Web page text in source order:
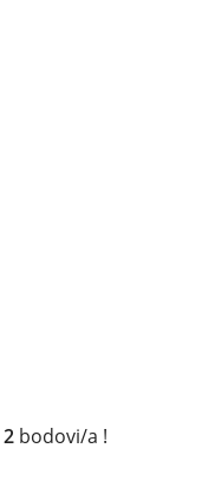
2 bodovi/a !